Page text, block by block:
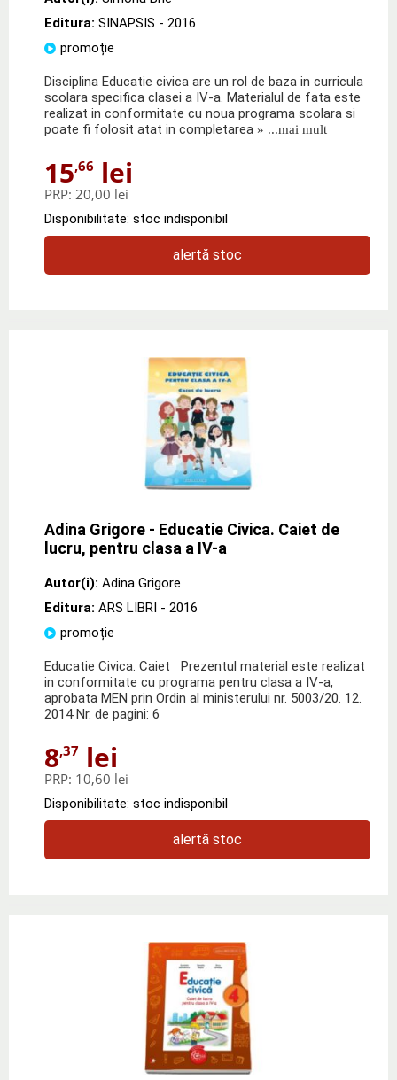
Editura: SINAPSIS - 2016
promoție
Disciplina Educatie civica are un rol de baza in curricula
scolara specifica clasei a IV-a. Materialul de fata este
realizat in conformitate cu noua programa scolara si
poate fi folosit atat in completarea » ...mai mult
15,66 lei
PRP: 20,00 lei
Disponibilitate: stoc indisponibil
alertă stoc
Adina Grigore - Educatie Civica. Caiet de
lucru, pentru clasa a IV-a
Autor(i): Adina Grigore
Editura: ARS LIBRI - 2016
promoție
Educatie Civica. Caiet Prezentul material este realizat
in conformitate cu programa pentru clasa a IV-a,
aprobata MEN prin Ordin al ministerului nr. 5003/20. 12.
2014 Nr. de pagini: 6
8,37 lei
PRP: 10,60 lei
Disponibilitate: stoc indisponibil
alertă stoc